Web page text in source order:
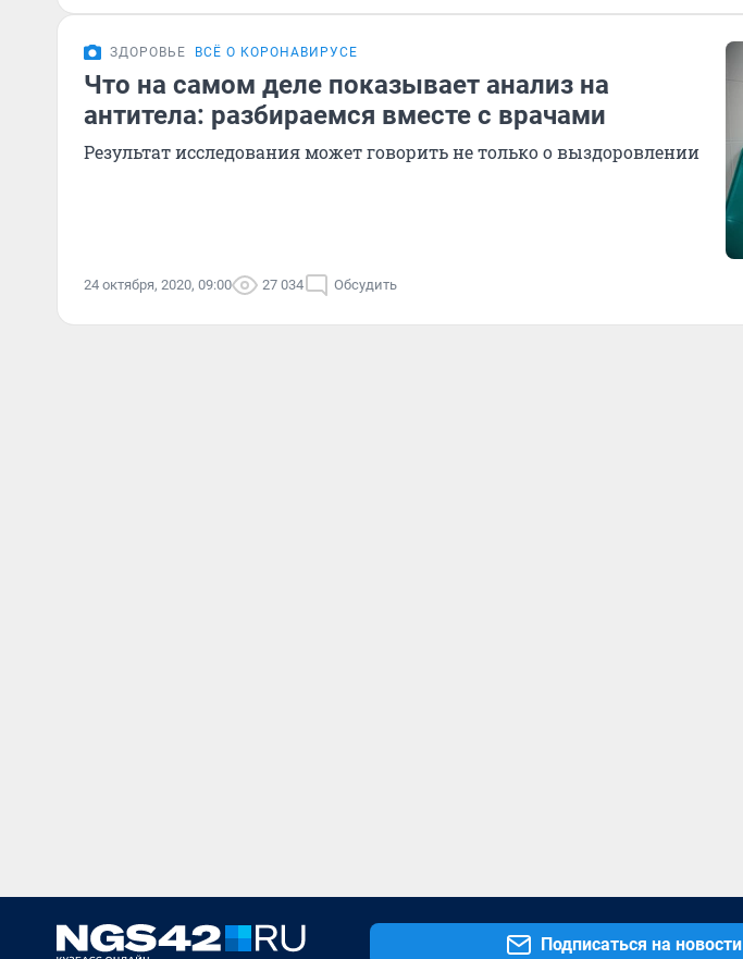
ЗДОРОВЬЕ ВСЁ О КОРОНАВИРУСЕ
Что на самом деле показывает анализ на
антитела: разбираемся вместе с врачами
Результат исследования может говорить не только о выздоровлении
24 октября, 2020, 09:00 27 034 Обсудить
Подписаться на новости